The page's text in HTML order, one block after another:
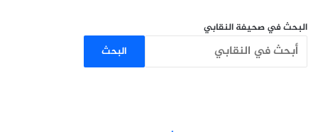
البحث في صحيفة النقابي
البحث